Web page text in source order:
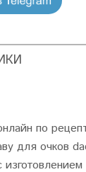
по
для очков